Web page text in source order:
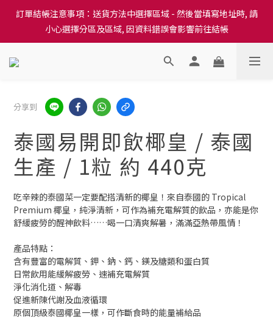
訂單結帳注意事項：送貨方法中選擇區域 - 然後當填寫地址時, 請
小心選擇分區及區域, 因資料錯誤會影響前往結帳
訂單結帳注意事項：送貨方法中選擇區域 - 然後當填寫地址時, 請
小心選擇分區及區域, 因資料錯誤會影響前往結帳
隆重推出本地培育田香雞、金棠雞、粵皇鷄及平原雞等，想食靚雞
訂單結帳注意事項：送貨方法中選擇區域 - 然後當填寫地址時, 請
小心選擇分區及區域, 因資料錯誤會影響前往結帳
分享到
泰國易開即飲椰皇 / 泰國
生產 / 1粒 約 440克
吃辛辣的泰國菜一定要配搭清新的椰皇！來自泰國的 Tropical
Premium 椰皇，純淨清新，可作為補充電解質的飲品，亦能是你
舒緩疲勞的醒神飲料……喝一口清爽解暑，滿滿亞熱帶風情！
產品特點：
含有豐富的電解質、鉀、鈉、鈣、鎂及糖類和蛋白質
日常飲用能緩解疲勞、速補充電解質
淨化消化道、解毒
促進新陳代謝及血液循環
原個頂級泰國椰皇一樣，可作斷食時的能量補給品